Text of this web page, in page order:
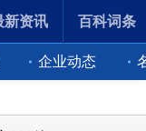
企业动态
新资讯 百科词条